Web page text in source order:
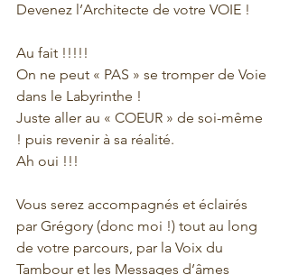
Devenez l’Architecte de votre VOIE !
Au fait !!!!!
On ne peut « PAS » se tromper de Voie
dans le Labyrinthe !
Juste aller au « COEUR » de soi-même
! puis revenir à sa réalité.
Ah oui !!!
Vous serez accompagnés et éclairés
par Grégory (donc moi !) tout au long
de votre parcours, par la Voix du
Tambour et les Messages d’âmes